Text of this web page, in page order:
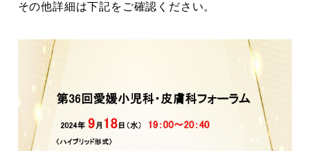
その他詳細は下記をご確認ください。